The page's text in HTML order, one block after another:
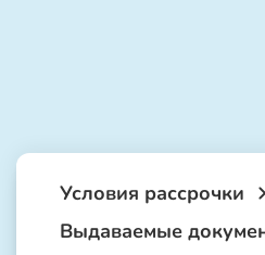
Условия рассрочки
Выдаваемые